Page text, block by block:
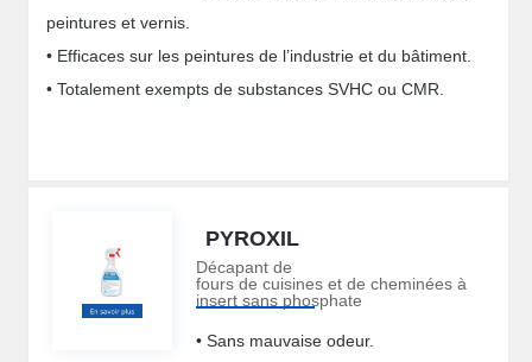
peintures et vernis.
• Efficaces sur les peintures de l’industrie et du bâtiment.
• Totalement exempts de substances SVHC ou CMR.
PYROXIL
Décapant de
fours de cuisines et de cheminées à
insert sans phosphate
• Sans mauvaise odeur.